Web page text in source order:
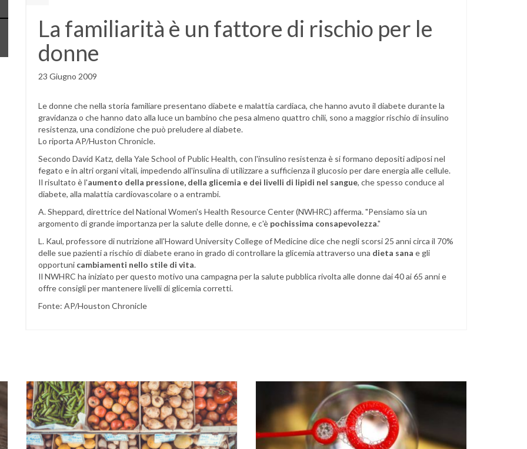
La familiarità è un fattore di rischio per le
donne
23 Giugno 2009
Le donne che nella storia familiare presentano diabete e malattia cardiaca, che hanno avuto il diabete durante la
gravidanza o che hanno dato alla luce un bambino che pesa almeno quattro chili, sono a maggior rischio di insulino
resistenza, una condizione che può preludere al diabete.
Lo riporta AP/Huston Chronicle.
Secondo David Katz, della Yale School of Public Health, con l'insulino resistenza è si formano depositi adiposi nel
fegato e in altri organi vitali, impedendo all'insulina di utilizzare a sufficienza il glucosio per dare energia alle cellule.
Il risultato è l'aumento della pressione, della glicemia e dei livelli di lipidi nel sangue, che spesso conduce al
diabete, alla malattia cardiovascolare o a entrambi.
A. Sheppard, direttrice del National Women's Health Resource Center (NWHRC) afferma. "Pensiamo sia un
argomento di grande importanza per la salute delle donne, e c'è pochissima consapevolezza."
L. Kaul, professore di nutrizione all'Howard University College of Medicine dice che negli scorsi 25 anni circa il 70%
delle sue pazienti a rischio di diabete erano in grado di controllare la glicemia attraverso una dieta sana e gli
opportuni cambiamenti nello stile di vita.
Il NWHRC ha iniziato per questo motivo una campagna per la salute pubblica rivolta alle donne dai 40 ai 65 anni e
offre consigli per mantenere livelli di glicemia corretti.
Fonte: AP/Houston Chronicle